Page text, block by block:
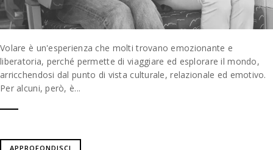
Volare è un'esperienza che molti trovano emozionante e
liberatoria, perché permette di viaggiare ed esplorare il mondo,
arricchendosi dal punto di vista culturale, relazionale ed emotivo.
Per alcuni, però, è...
APPROFONDISCI